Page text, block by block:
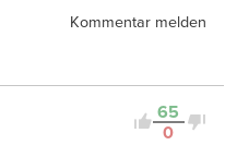
Kommentar melden
65
0